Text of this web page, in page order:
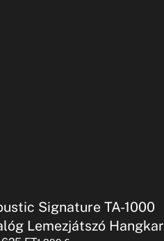
Signature TA-1000
Lemezjátszó Hangkar